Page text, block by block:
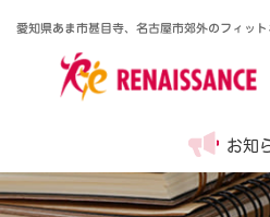
愛知県あま市甚目寺、名古屋市郊外のフィッ
お知